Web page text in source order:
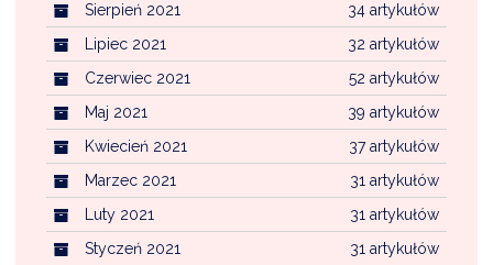
34 artykułów
Sierpień 2021
32 artykułów
Lipiec 2021
52 artykułów
Czerwiec 2021
39 artykułów
Maj 2021
37 artykułów
Kwiecień 2021
31 artykułów
Marzec 2021
31 artykułów
Luty 2021
31 artykułów
Styczeń 2021